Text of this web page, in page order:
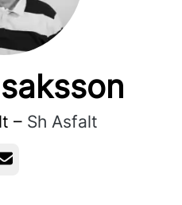
– Sh Asfalt
post